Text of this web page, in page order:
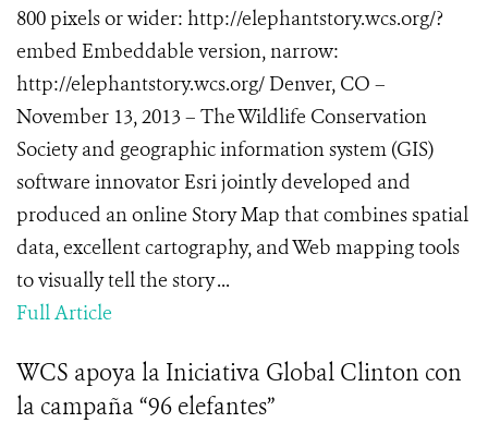
800 pixels or wider: http://elephantstory.wcs.org/?
embed Embeddable version, narrow:
http://elephantstory.wcs.org/ Denver, CO –
November 13, 2013 – The Wildlife Conservation
Society and geographic information system (GIS)
software innovator Esri jointly developed and
produced an online Story Map that combines spatial
data, excellent cartography, and Web mapping tools
to visually tell the story ...
Full Article
WCS apoya la Iniciativa Global Clinton con
la campaña “96 elefantes”